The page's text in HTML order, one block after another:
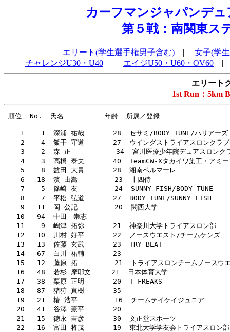
カーフマンジャパンデ
第５戦：南関東ス
エリート(学生選手権男子含む)| 女子(学
チャレンジU30・U40 | エイジU50・U60・OV60
エリート
1st Run：5km
順位  No.  氏名          年齢  所属／登録                                総合記録  1ﾗﾝﾗｯﾌﾟ  1R順  ﾊﾞｲｸﾗｯﾌﾟ  Ｂ順  ｽﾌﾟﾘｯﾄ   通過  2ﾗﾝﾗｯﾌﾟ  2R順  学生順位 

    1    1  深浦 祐哉       28  セサミ/BODY TUNE/ハリアーズ               1:15:09   0:14:56     1  0:44:13      9  0:59:09     5  0:16:00     1           
    2    4  飯干 守道       27  ウイングストライアスロンクラブ            1:15:22   0:14:57     2  0:44:15     10  0:59:12    10  0:16:10     2           
    3    2  森 正           34  宮川医療少年院デュアスロンクラブ          1:15:30   0:14:58     5  0:44:10      8  0:59:08     3  0:16:22     3           
    4    3  高橋 泰夫       40  TeamCW-Xタカイワ染工・アミーゴ            1:15:46   0:15:13     6  0:43:54      5  0:59:07     2  0:16:39     5           
    5    8  益田 大貴       28  湘南ベルマーレ                            1:16:13   0:15:27    14  0:43:44      2  0:59:11     8  0:17:02     8           
    6   18  濱 由嵩         23  十四侍                                    1:16:21   0:15:14     8  0:43:56      7  0:59:10     7  0:17:11    10           
    7    5  篠崎 友         24  SUNNY FISH/BODY TUNE                      1:16:27   0:15:29    15  0:43:33      1  0:59:02     1  0:17:25    16           
    8    7  平松 弘道       27  BODY TUNE/SUNNY FISH                      1:16:30   0:15:14     9  0:43:54      6  0:59:08     4  0:17:22    15           
    9   11  岡 公記         20  関西大学                                  1:16:32   0:15:24    11  0:43:47      3  0:59:11     9  0:17:21    13         1 
   10   94  中田　崇志                                                    1:16:52   0:14:57     3  0:44:48     11  0:59:45    11  0:17:07     9           
   11    9  嶋津 拓弥       21  神奈川大学トライアスロン部                1:17:18   0:15:17    10  0:43:52      4  0:59:09     6  0:18:09    27         2 
   12   10  川村 好平       22  ノースウエスト/チームケンズ               1:18:42   0:15:13     7  0:46:56     46  1:02:09    39  0:16:33     4         3 
   13   13  佐藤 玄武       23  TRY BEAT                                  1:18:50   0:15:57    21  0:46:07     30  1:02:04    25  0:16:46     6         4 
   14   67  白川 祐輔       23                                            1:19:03   0:14:58     4  0:47:09     53  1:02:07    35  0:16:56     7           
   15   12  藤原 拓         21  トライアスロンチームノースウエスト        1:19:14   0:15:27    13  0:46:33     39  1:02:00    15  0:17:14    11         5 
   16   48  若杉 摩耶文     21  日本体育大学                              1:19:19   0:16:03    28  0:46:00     23  1:02:03    23  0:17:16    12         6 
   17   38  栗原 正明       20  T-FREAKS                                  1:19:22   0:15:31    16  0:46:30     37  1:02:01    18  0:17:21    14         7 
   18   87  猪狩 真樹       35                                            1:19:39   0:16:02    27  0:45:58     21  1:02:00    16  0:17:39    18           
   19   21  椿 浩平         16  チームテイケイジュニア                    1:19:42   0:15:51    18  0:46:11     32  1:02:02    19  0:17:40    19           
   20   41  谷澤 薫平       20                                            1:19:42   0:16:06    33  0:45:58     22  1:02:04    26  0:17:38    17         8 
   21   15  徳永 吉彦       30  文正堂スポーツ                            1:19:52   0:15:58    22  0:46:10     31  1:02:08    36  0:17:44    20           
   22   16  富田 将茂       19  東北大学学友会トライアスロン部            1:19:53   0:15:57    20  0:46:04     29  1:02:01    17  0:17:52    22         9 
   23   88  山本 浩一       37  スロッティー                              1:19:56   0:16:05    30  0:46:01     24  1:02:06    31  0:17:50    21           
   24   50  前田 隼人       21  日大ウルトラトライアスロンチーム          1:19:57   0:16:12    39  0:45:47     14  1:01:59    14  0:17:58    24        10 
   25   66  梅田 祐輝       22  日大ウルトラトライアスロンチーム          1:20:00   0:16:12    40  0:45:53     18  1:02:05    29  0:17:55    23        11